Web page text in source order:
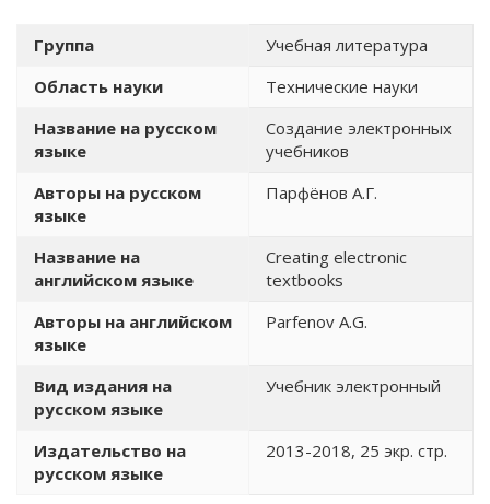
Группа
Учебная литература
Область науки
Технические науки
Название на русском
языке
Создание электронных
учебников
Авторы на русском
языке
Парфёнов А.Г.
Название на
английском языке
Creating electronic
textbooks
Авторы на английском
языке
Parfenov A.G.
Вид издания на
русском языке
Учебник электронный
Издательство на
русском языке
2013-2018, 25 экр. стр.